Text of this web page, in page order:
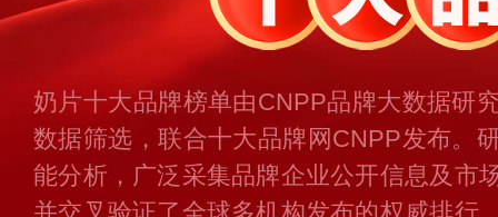
奶片十大品牌榜单由CNPP品牌大数据研
数据筛选，联合十大品牌网CNPP发布。
能分析，广泛采集品牌企业公开信息及市